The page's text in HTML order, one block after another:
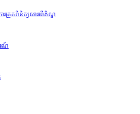
ត្រួតពិនិត្យសារពើភ័ណ្ឌ
រណ៍